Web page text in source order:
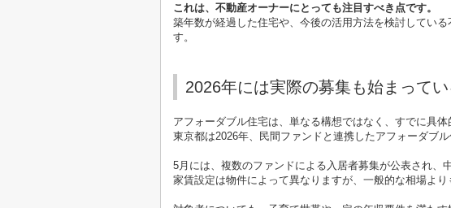
これは、不動産オーナーにとっても注目すべき点です。
築年数が経過した住宅や、今後の活用方法を検討してい
す。
2026年には実際の募集も始まってい
アフォーダブル住宅は、単なる構想ではなく、すでに具体
東京都は2026年、民間ファンドと連携したアフォーダブル
5月には、複数のファンドによる入居者募集が公表され、
家賃設定は物件によって異なりますが、一般的な相場よ